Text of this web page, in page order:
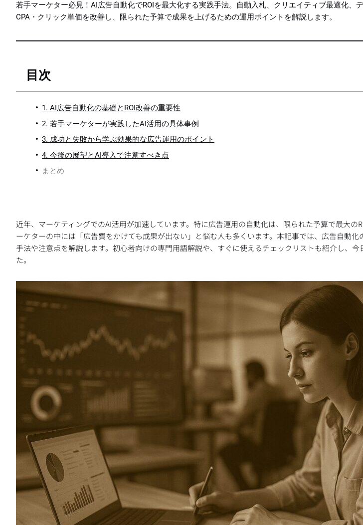
若手マーケター必見！AI広告自動化でROIを最大化する実践手法。自動入札、クリエイティブ最適化、
CPA・クリック単価を改善し、限られた予算で成果を上げるための運用ポイントを解説します。
目次
1. AI広告自動化の基礎とROI改善の重要性
2. 若手マーケターが実践したAI活用の具体事例
3. 成功と失敗から学ぶ効果的な広告運用のポイント
4. 今後の展望とAI導入で注意すべき点
まとめ
近年、マーケティングでのAI活用が加速しています。特に広告運用の自動化は、限られた予算で最大の
ーケターの中には「広告費をかけても成果が出ない」と悩む人も多くいます。本記事では、広告自動
手法や注意点を解説します。初心者向けの専門用語解説や、すぐに使えるチェックリストも紹介し、
た。